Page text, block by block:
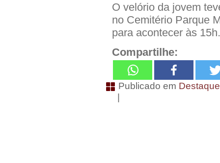
O velório da jovem
no Cemitério Parque
para acontecer às 15h.
Compartilhe:
Publicado em
|